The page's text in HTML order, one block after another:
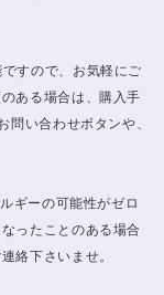
すので、お気軽にご
ある場合は、購入手
い合わせボタンや、
ギーの可能性がゼロ
ったことのある場合
絡下さいませ。